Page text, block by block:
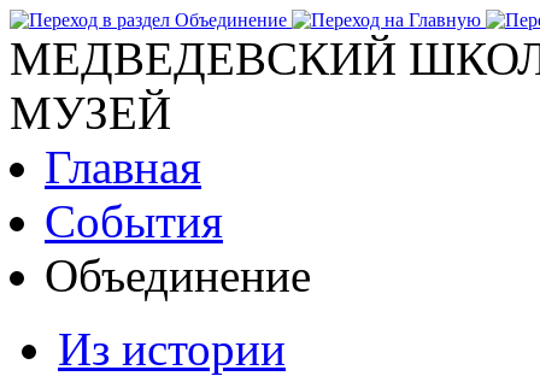
МЕДВЕДЕВСКИЙ
МУЗЕЙ
Главная
События
Объединение
Из истории